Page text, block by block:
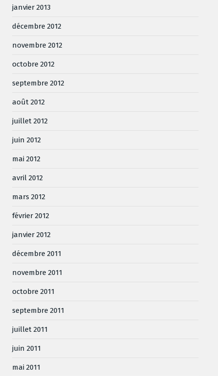
janvier 2013
décembre 2012
novembre 2012
octobre 2012
septembre 2012
août 2012
juillet 2012
juin 2012
mai 2012
avril 2012
mars 2012
février 2012
janvier 2012
décembre 2011
novembre 2011
octobre 2011
septembre 2011
juillet 2011
juin 2011
mai 2011